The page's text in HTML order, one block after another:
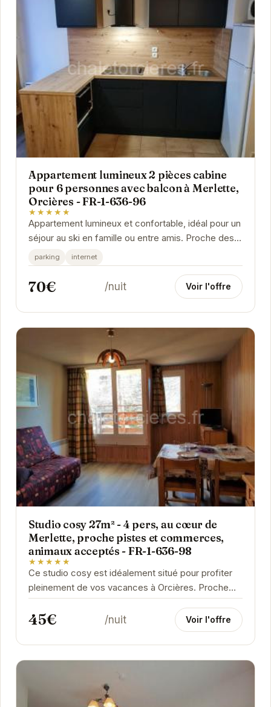
Appartement lumineux 2 pièces cabine
pour 6 personnes avec balcon à Merlette,
Orcières - FR-1-636-96
★★★★★
Appartement lumineux et confortable, idéal pour un
séjour au ski en famille ou entre amis. Proche des
pistes et des commodités, cet appartement...
parking internet
70€ /nuit Voir l'offre
Studio cosy 27m² - 4 pers, au cœur de
Merlette, proche pistes et commerces,
animaux acceptés - FR-1-636-98
★★★★★
Ce studio cosy est idéalement situé pour profiter
pleinement de vos vacances à Orcières. Proche
des pistes de ski et des commerces, il offre un...
45€ /nuit Voir l'offre